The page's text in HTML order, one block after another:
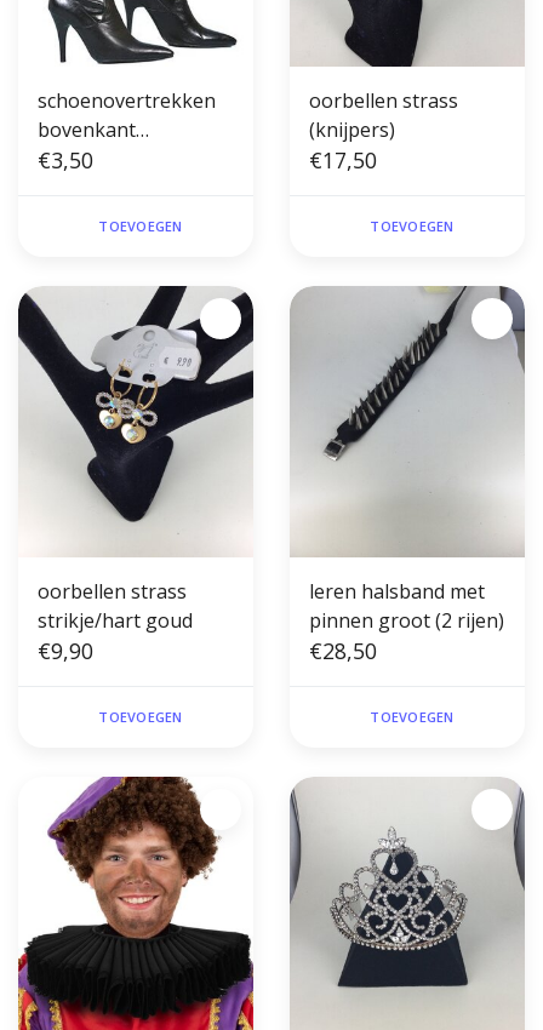
schoenovertrekken
bovenkant
omkeerbaar
€3,50
TOEVOEGEN
oorbellen strass
(knijpers)
€17,50
TOEVOEGEN
oorbellen strass
strikje/hart goud
€9,90
TOEVOEGEN
leren halsband met
pinnen groot (2 rijen)
€28,50
TOEVOEGEN